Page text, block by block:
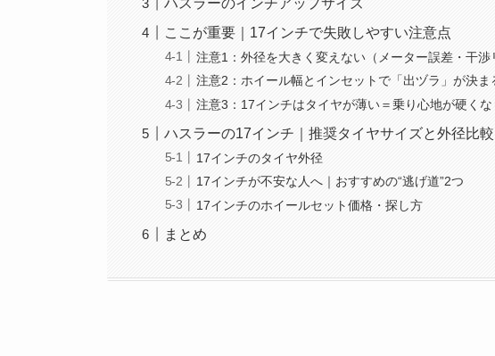
ハスラーのインチアップサイズ
ここが重要｜17インチで失敗しやすい注意点
注意1：外径を大きく変えない（メーター誤差・干渉
注意2：ホイール幅とインセットで「出ヅラ」が決ま
注意3：17インチはタイヤが薄い＝乗り心地が硬く
ハスラーの17インチ｜推奨タイヤサイズと外径比較
17インチのタイヤ外径
17インチが不安な人へ｜おすすめの“逃げ道”2つ
17インチのホイールセット価格・探し方
まとめ